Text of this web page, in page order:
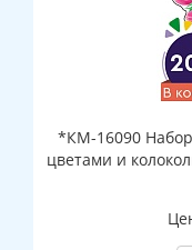
*КМ-16090
цветами и